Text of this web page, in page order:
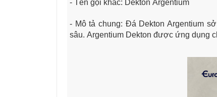
- Tên gọi khác: Dekton Argentium
- Mô tả chung: Đá Dekton Argentium
sâu. Argentium Dekton được ứng dụng